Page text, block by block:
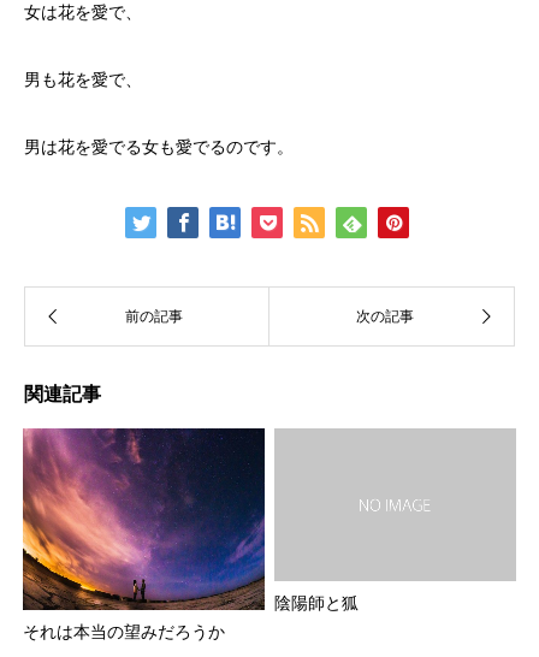
女は花を愛で、
男も花を愛で、
男は花を愛でる女も愛でるのです。
関連記事
それは本当の望みだろうか
陰陽師と狐